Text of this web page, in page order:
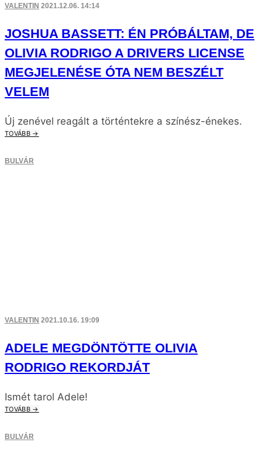
VALENTIN 2021.12.06. 14:14
JOSHUA BASSETT: ÉN PRÓBÁLTAM, DE
OLIVIA RODRIGO A DRIVERS LICENSE
MEGJELENÉSE ÓTA NEM BESZÉLT
VELEM
Új zenével reagált a történtekre a színész-énekes.
TOVÁBB →
BULVÁR
VALENTIN 2021.10.16. 19:09
ADELE MEGDÖNTÖTTE OLIVIA
RODRIGO REKORDJÁT
Ismét tarol Adele!
TOVÁBB →
BULVÁR